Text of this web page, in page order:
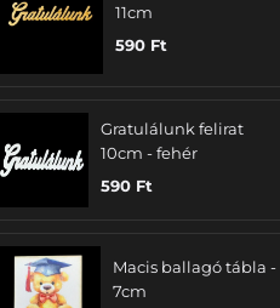
11cm
590 Ft
Gratulálunk felirat
10cm - fehér
590 Ft
Macis ballagó tábla -
7cm